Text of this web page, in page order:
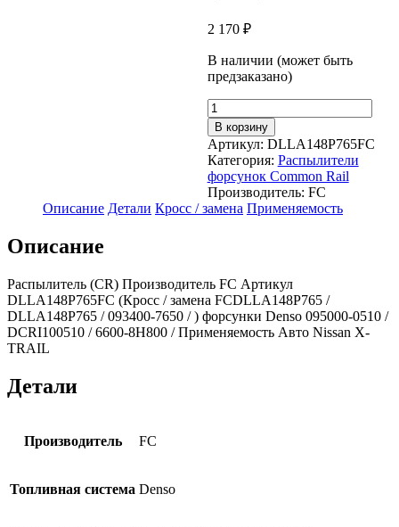
2 170 ₽
В наличии (может быть
предзаказано)
Количество
товара
Распылитель
(CR)
DLLA148P765
093400-
7650
(FC)
В корзину
Артикул: DLLA148P765FC
Категория: Распылители
форсунок Common Rail
Производитель: FC
Описание Детали Кросс / замена Применяемость
Описание
Распылитель (CR) Производитель FC Артикул
DLLA148P765FC (Кросс / замена FCDLLA148P765 /
DLLA148P765 / 093400-7650 / ) форсунки Denso 095000-0510 /
DCRI100510 / 6600-8H800 / Применяемость Авто Nissan X-
TRAIL
Детали
Производитель FC
Топливная система Denso